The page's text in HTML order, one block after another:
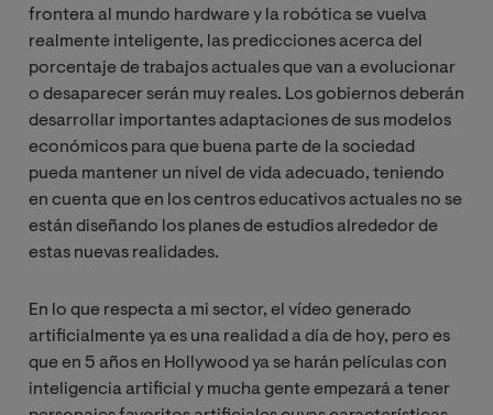
frontera al mundo hardware y la robótica se vuelva
realmente inteligente, las predicciones acerca del
porcentaje de trabajos actuales que van a evolucionar
o desaparecer serán muy reales. Los gobiernos deberán
desarrollar importantes adaptaciones de sus modelos
económicos para que buena parte de la sociedad
pueda mantener un nivel de vida adecuado, teniendo
en cuenta que en los centros educativos actuales no se
están diseñando los planes de estudios alrededor de
estas nuevas realidades.
En lo que respecta a mi sector, el vídeo generado
artificialmente ya es una realidad a día de hoy, pero es
que en 5 años en Hollywood ya se harán películas con
inteligencia artificial y mucha gente empezará a tener